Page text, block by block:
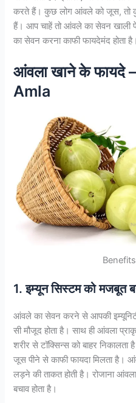
करते हैं। कुछ लोग आंवले को जूस, तो
हैं। आप चाहें तो आंवले का सेवन
का सेवन करना काफी फायदेमंद होता है।
आंवला खाने के फायदे
Amla
1. इम्यून सिस्टम को मजबूत
आंवले का सेवन करने से आपकी
सी मौजूद होता है। साथ ही आंवला
शरीर से टॉक्सिन्स को बाहर
जूस पीने से काफी फायदा मिलता है।
लड़ने की ताकत होती है। रोजाना
बचाव होता है।